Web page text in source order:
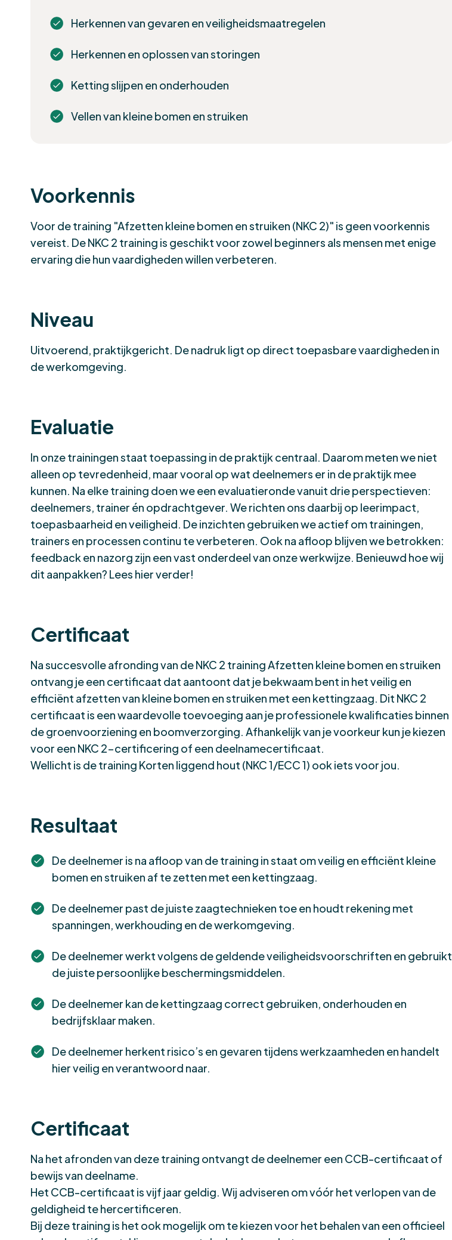
Herkennen van gevaren en veiligheidsmaatregelen
Herkennen en oplossen van storingen
Ketting slijpen en onderhouden
Vellen van kleine bomen en struiken
Voorkennis
Voor de training "Afzetten kleine bomen en struiken (NKC 2)" is geen voorkennis
vereist. De NKC 2 training is geschikt voor zowel beginners als mensen met enige
ervaring die hun vaardigheden willen verbeteren.
Niveau
Uitvoerend, praktijkgericht. De nadruk ligt op direct toepasbare vaardigheden in
de werkomgeving.
Evaluatie
In onze trainingen staat toepassing in de praktijk centraal. Daarom meten we niet
alleen op tevredenheid, maar vooral op wat deelnemers er in de praktijk mee
kunnen. Na elke training doen we een evaluatieronde vanuit drie perspectieven:
deelnemers, trainer én opdrachtgever. We richten ons daarbij op leerimpact,
toepasbaarheid en veiligheid. De inzichten gebruiken we actief om trainingen,
trainers en processen continu te verbeteren. Ook na afloop blijven we betrokken:
feedback en nazorg zijn een vast onderdeel van onze werkwijze. Benieuwd hoe wij
dit aanpakken? Lees hier verder!
Certificaat
Na succesvolle afronding van de NKC 2 training Afzetten kleine bomen en struiken
ontvang je een certificaat dat aantoont dat je bekwaam bent in het veilig en
efficiënt afzetten van kleine bomen en struiken met een kettingzaag. Dit NKC 2
certificaat is een waardevolle toevoeging aan je professionele kwalificaties binnen
de groenvoorziening en boomverzorging. Afhankelijk van je voorkeur kun je kiezen
voor een NKC 2-certificering of een deelnamecertificaat.
Wellicht is de training Korten liggend hout (NKC 1/ECC 1) ook iets voor jou.
Resultaat
De deelnemer is na afloop van de training in staat om veilig en efficiënt kleine
bomen en struiken af te zetten met een kettingzaag.
De deelnemer past de juiste zaagtechnieken toe en houdt rekening met
spanningen, werkhouding en de werkomgeving.
De deelnemer werkt volgens de geldende veiligheidsvoorschriften en gebruikt
de juiste persoonlijke beschermingsmiddelen.
De deelnemer kan de kettingzaag correct gebruiken, onderhouden en
bedrijfsklaar maken.
De deelnemer herkent risico’s en gevaren tijdens werkzaamheden en handelt
hier veilig en verantwoord naar.
Certificaat
Na het afronden van deze training ontvangt de deelnemer een CCB-certificaat of
bewijs van deelname.
Het CCB-certificaat is vijf jaar geldig. Wij adviseren om vóór het verlopen van de
geldigheid te hercertificeren.
Bij deze training is het ook mogelijk om te kiezen voor het behalen van een officieel